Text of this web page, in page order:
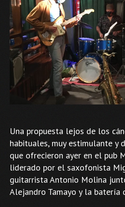
Una propuesta lejos de los
habituales, muy estimulante y
que ofrecieron ayer en el pub
liderado por el saxofonista
guitarrista Antonio Molina
Alejandro Tamayo y la batería